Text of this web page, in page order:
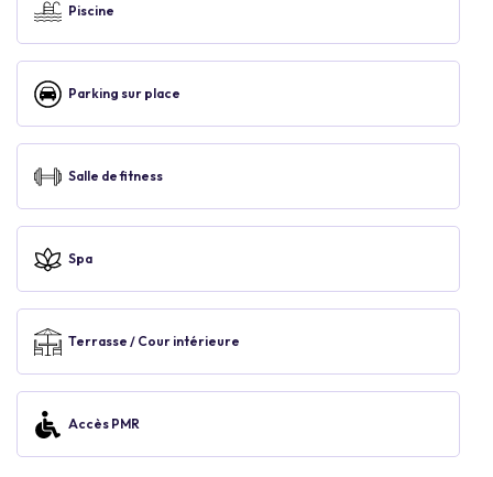
Piscine
Parking sur place
Salle de fitness
Spa
Terrasse / Cour intérieure
Accès PMR